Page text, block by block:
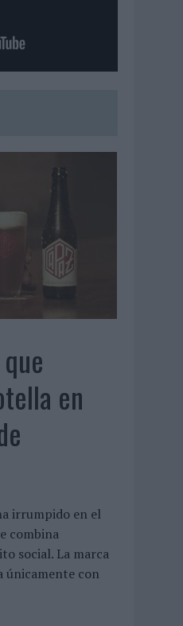
en
irrumpido en el
combina
social. La marca
únicamente con